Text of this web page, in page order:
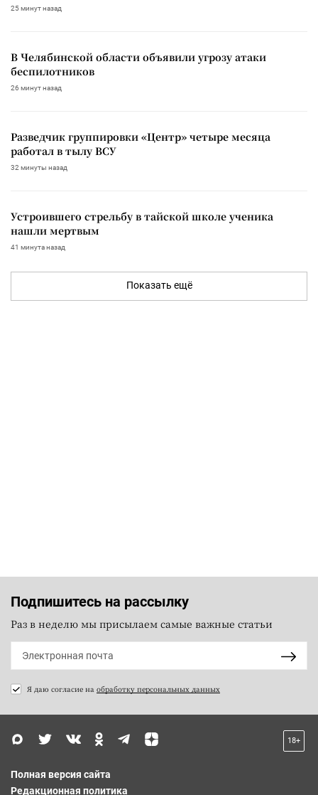
25 минут назад
В Челябинской области объявили угрозу атаки
беспилотников
26 минут назад
Разведчик группировки «Центр» четыре месяца
работал в тылу ВСУ
32 минуты назад
Устроившего стрельбу в тайской школе ученика
нашли мертвым
41 минута назад
Показать ещё
Подпишитесь на рассылку
Раз в неделю мы присылаем самые важные статьи
Я даю согласие на обработку персональных данных
18+
Полная версия сайта
Редакционная политика